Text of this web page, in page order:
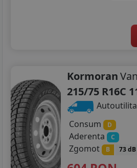
Kormoran
215/75 R16C
Consum
D
Aderenta C
Zgomot B 73 dB